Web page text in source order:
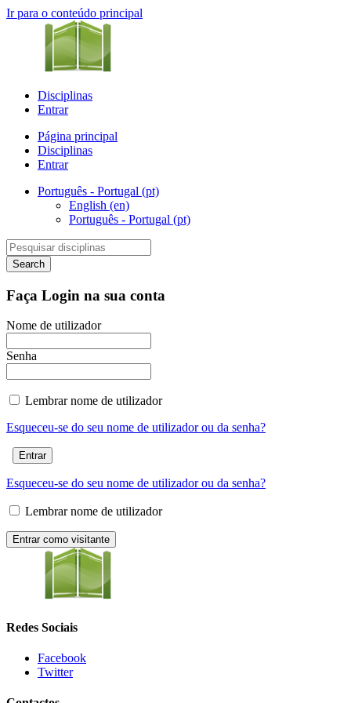
Ir para o conteúdo principal
Disciplinas
Entrar
Página principal
Disciplinas
Entrar
Português - Portugal ‎(pt)‎
English ‎(en)‎
Português - Portugal ‎(pt)‎
Faça Login na sua conta
Nome de utilizador
Senha
Lembrar nome de utilizador
Esqueceu-se do seu nome de utilizador ou da senha?
Esqueceu-se do seu nome de utilizador ou da senha?
Lembrar nome de utilizador
Redes Sociais
Facebook
Twitter